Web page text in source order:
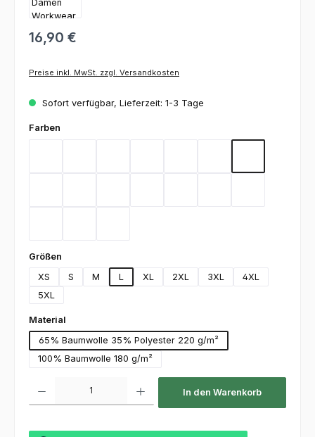
16,90 €
Preise inkl. MwSt. zzgl. Versandkosten
Sofort verfügbar, Lieferzeit: 1-3 Tage
Farben
Größen
XS
S M L XL 2XL 3XL
4XL
5XL
Material
65% Baumwolle 35% Polyester 220 g/m²
100% Baumwolle 180 g/m²
In den Warenkorb